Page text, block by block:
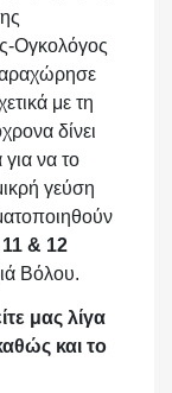
Ογκολόγος
με τη
δίνει
για να το
γεύση
11 & 12
Βόλου.
μας λίγα
και το